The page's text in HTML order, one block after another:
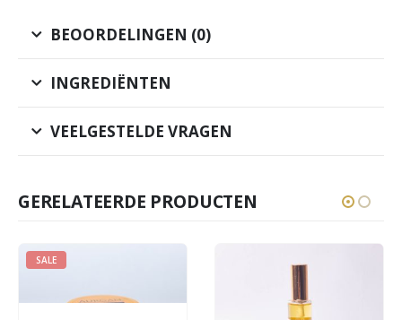
BEOORDELINGEN (0)
INGREDIËNTEN
VEELGESTELDE VRAGEN
GERELATEERDE PRODUCTEN
SALE